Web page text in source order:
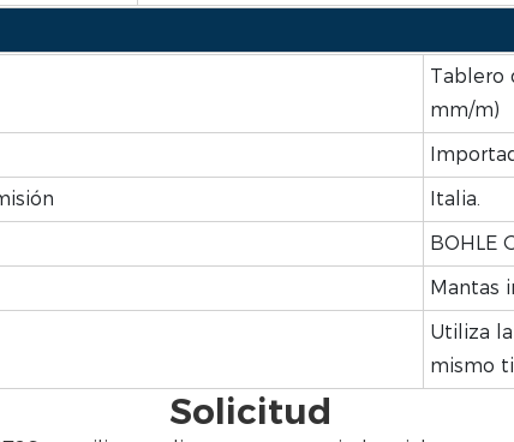
Tablero
mm/m)
Italia.
BOHLE
Mantas
Utiliza
mismo
Solicitud